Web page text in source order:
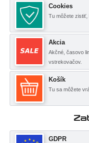
Cookies
Tu môžete zistiť,
Akcia
Akčné, časovo
vstrekovačov.
Košík
Tu sa môžete
GDPR